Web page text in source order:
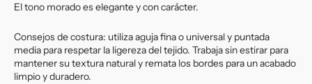
El tono morado es elegante y con carácter.
Consejos de costura: utiliza aguja fina o universal y puntada
media para respetar la ligereza del tejido. Trabaja sin estirar para
mantener su textura natural y remata los bordes para un acabado
limpio y duradero.